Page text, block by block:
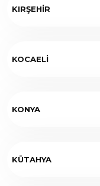
KIRŞEHİR
KOCAELİ
KONYA
KÜTAHYA